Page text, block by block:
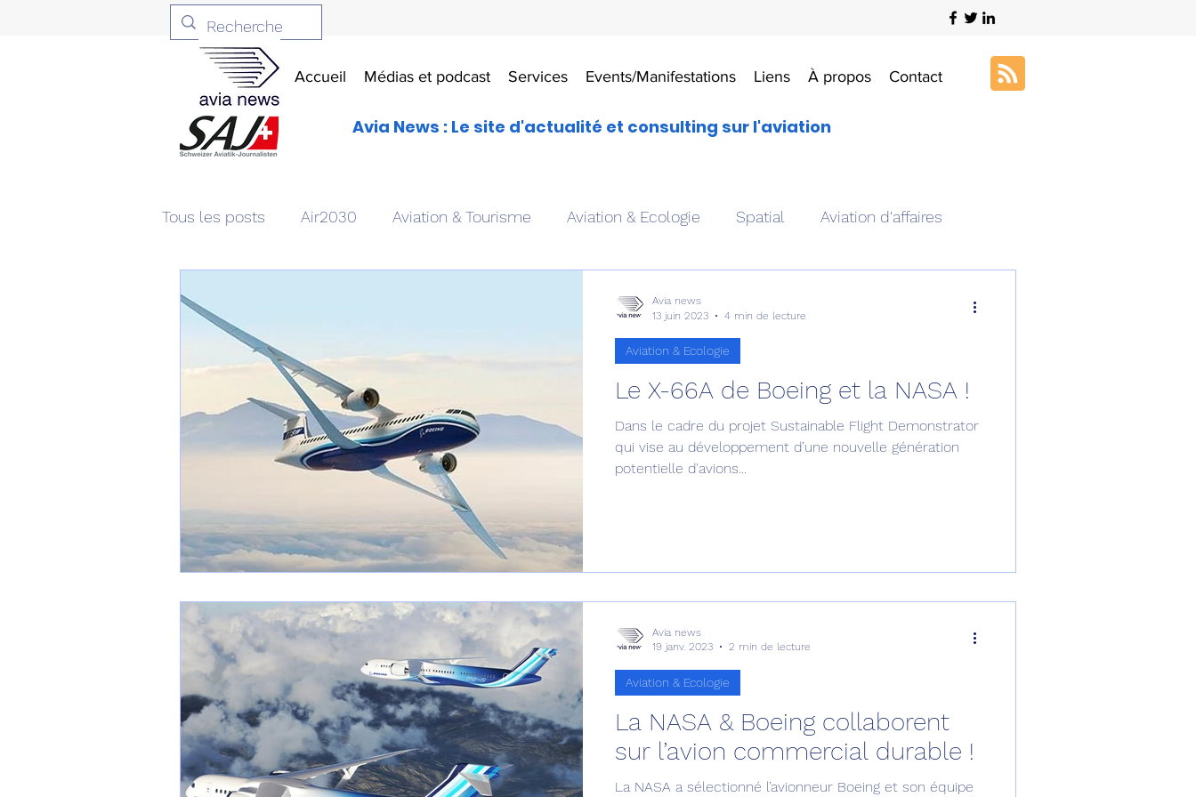
Accueil Médias et podcast Services Events/Manifestations Liens À propos Contact
Avia News : Le site d'actualité et consulting sur l'aviation
Tous les posts Air2030 Aviation & Tourisme Aviation & Ecologie Spatial Aviation d'affaires
Patrimoine aéronautique Avion expérimental
Motorisation Défense sol-air DSA Amphibie Drones Composante ESPACE
Bombardier Global 6500
Airbus H145M Opération militaire au Vénézuela Simulateur avion de combat Avionneurs
Tiltrotors
Le X-66A de Boeing et la NASA !
Dans le cadre du projet Sustainable Flight Demonstrator
qui vise au développement d’une nouvelle génération
potentielle d'avions...
Aviation & Ecologie
Avia news
13 juin 2023
4 min de lecture
La NASA & Boeing collaborent
sur l’avion commercial durable !
La NASA a sélectionné l’avionneur Boeing et son équipe
Aviation & Ecologie
Avia news
19 janv. 2023
2 min de lecture